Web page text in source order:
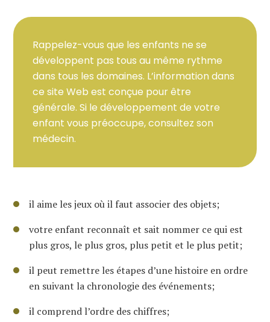
Rappelez-vous que les enfants ne se
développent pas tous au même rythme
dans tous les domaines. L’information dans
ce site Web est conçue pour être
générale. Si le développement de votre
enfant vous préoccupe, consultez son
médecin.
il aime les jeux où il faut associer des objets;
votre enfant reconnaît et sait nommer ce qui est
plus gros, le plus gros, plus petit et le plus petit;
il peut remettre les étapes d’une histoire en ordre
en suivant la chronologie des événements;
il comprend l’ordre des chiffres;